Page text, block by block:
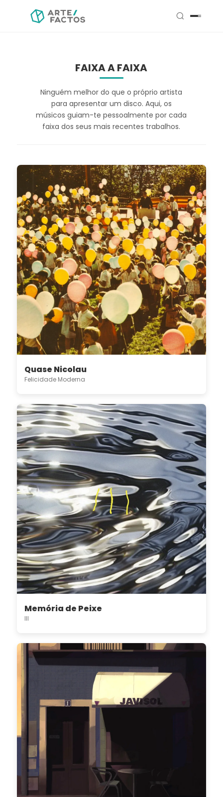
FAIXA A FAIXA
Ninguém melhor do que o próprio artista
para apresentar um disco. Aqui, os
músicos guiam-te pessoalmente por cada
faixa dos seus mais recentes trabalhos.
Quase Nicolau
Felicidade Moderna
Memória de Peixe
III